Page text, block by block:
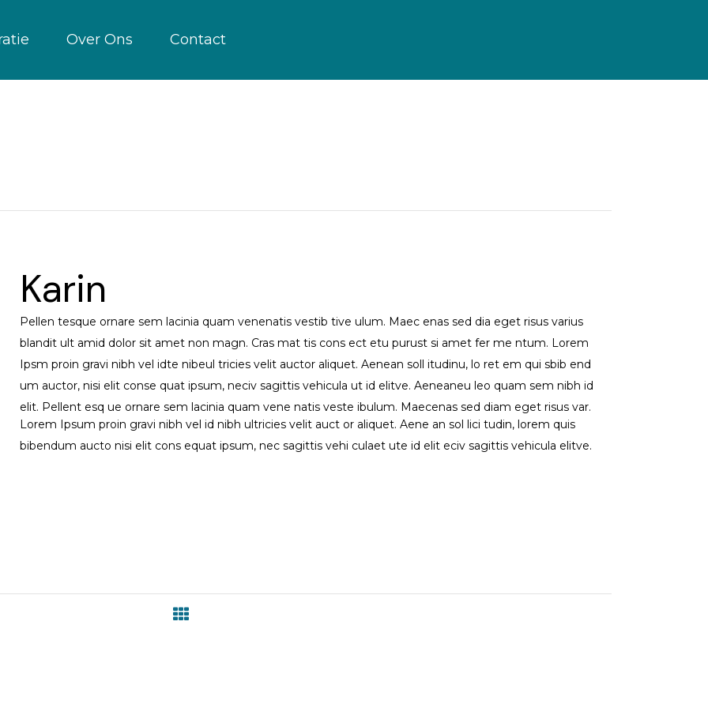
Оver Ons Contact
Karin
Pellen tesque ornare sem lacinia quam venenatis vestib tive ulum. Maec enas sed dia eget risus varius
blandit ult amid dolor sit amet non magn. Cras mat tis cons ect etu purust si amet fer me ntum. Lorem
Ipsm proin gravi nibh vel idte nibeul tricies velit auctor aliquet. Aenean soll itudinu, lo ret em qui sbib end
um auctor, nisi elit conse quat ipsum, neciv sagittis vehicula ut id elitve. Aeneaneu leo quam sem nibh id
elit. Pellent esq ue ornare sem lacinia quam vene natis veste ibulum. Maecenas sed diam eget risus var.
Lorem Ipsum proin gravi nibh vel id nibh ultricies velit auct or aliquet. Aene an sol lici tudin, lorem quis
bibendum aucto nisi elit cons equat ipsum, nec sagittis vehi culaet ute id elit eciv sagittis vehicula elitve.